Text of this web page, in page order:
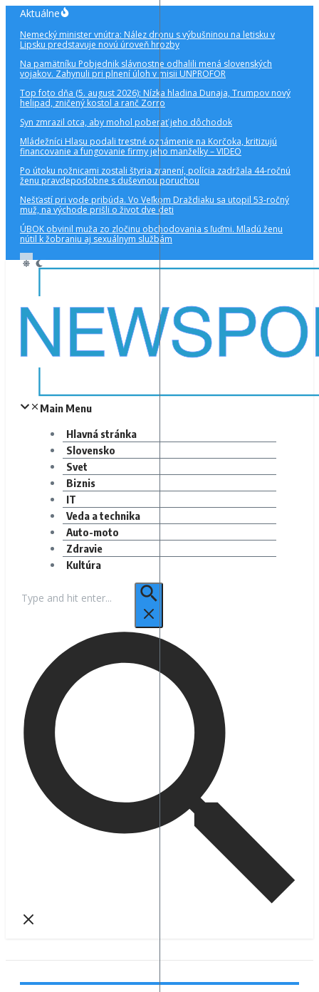
Preskočiť
obsah
Aktuálne
Nemecký minister vnútra: Nález dronu s výbušninou na letisku v
Lipsku predstavuje novú úroveň hrozby
Na pamätníku Pobjednik slávnostne odhalili mená slovenských
vojakov. Zahynuli pri plnení úloh v misii UNPROFOR
Top foto dňa (5. august 2026): Nízka hladina Dunaja, Trumpov nový
helipad, zničený kostol a ranč Zorro
Syn zmrazil otca, aby mohol poberať jeho dôchodok
Mládežníci Hlasu podali trestné oznámenie na Korčoka, kritizujú
financovanie a fungovanie firmy jeho manželky – VIDEO
Po útoku nožnicami zostali štyria zranení, polícia zadržala 44-ročnú
ženu pravdepodobne s duševnou poruchou
Nešťastí pri vode pribúda. Vo Veľkom Draždiaku sa utopil 53-ročný
muž, na východe prišli o život dve deti
ÚBOK obvinil muža zo zločinu obchodovania s ľuďmi. Mladú ženu
nútil k žobraniu aj sexuálnym službám
Main Menu
Hlavná stránka
Slovensko
Svet
Biznis
IT
Veda a technika
Auto-moto
Zdravie
Kultúra